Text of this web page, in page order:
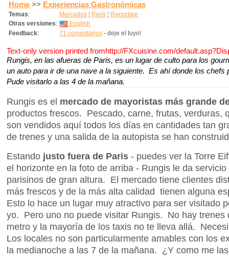
Home >> Experiencias Gastronómicas
Temas: Mercados ¦ París ¦ Reportaje
Otras versiones:
English
Feedback: 71 comentarios - deje el tuyo!
Text-only version printed fromhttp://FXcuisine.com/
Rungis, en las afueras de Paris, es un lugar de culto para los
un auto para ir de una nave a la siguiente. Es ahí donde los
Pude visitarlo a las 4 de la mañana.
Rungis es el mercado de mayoristas más grande
productos frescos. Pescado, carne, frutas, verduras,
son vendidos aquí todos los días en cantidades tan
de trenes y una salida de la autopista se han
Estando justo fuera de Paris - puedes ver la Torre
el horizonte en la foto de arriba - Rungis le da
parisinos de gran altura. El mercado tiene clientes
más frescos y de la más alta calidad tienen alguna
Esto lo hace un lugar muy atractivo para ser visitado
yo. Pero uno no puede visitar Rungis. No hay trenes
metro y la mayoría de los taxis no te lleva allá.
Los locales no son particularmente amables con los
la medianoche a las 7 de la mañana. ¿Y como me